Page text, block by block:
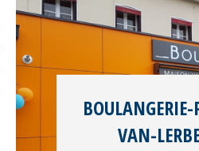
BOULANGERIE-
VAN-